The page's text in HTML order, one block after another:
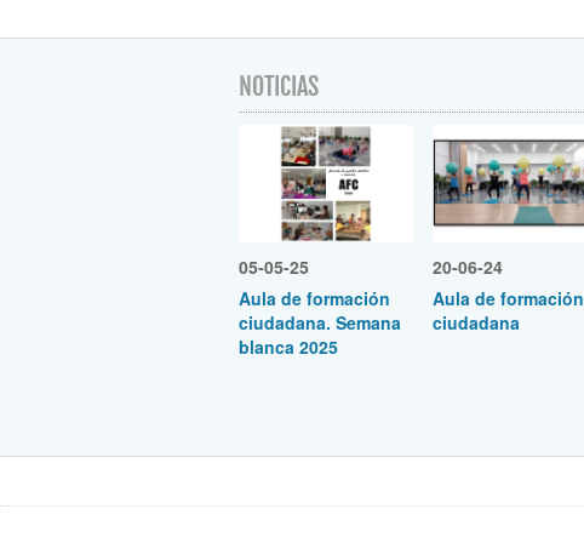
NOTICIAS
05-05-25
Aula de formación
ciudadana. Semana
blanca 2025
20-06-24
Aula de formación
ciudadana